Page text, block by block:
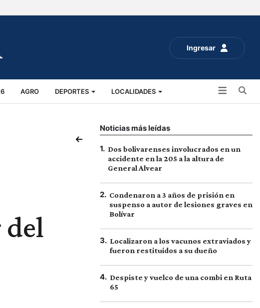
Ingresar
AGRO DEPORTES LOCALIDADES
del
Noticias más leídas
1. Dos bolivarenses involucrados en un
accidente en la 205 a la altura de
General Alvear
2. Condenaron a 3 años de prisión en
suspenso a autor de lesiones graves en
Bolívar
3. Localizaron a los vacunos extraviados y
fueron restituidos a su dueño
4. Despiste y vuelco de una combi en Ruta
65